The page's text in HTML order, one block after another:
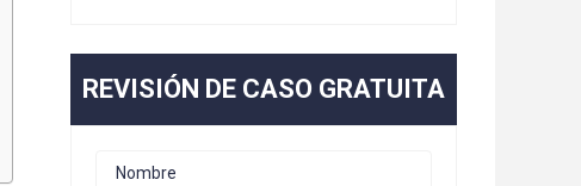
REVISIÓN DE CASO GRATUITA